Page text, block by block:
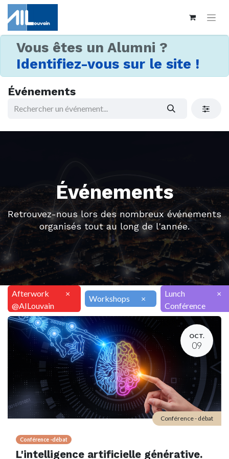
Vous êtes un Alumni ?
Identifiez-vous sur le site !
Événements
Événements
Retrouvez-nous lors des nombreux événements
organisés tout au long de l'année.
Afterwork
@AILouvain
×
Workshops ×
Lunch
Conférence
×
OCT.
09
Conférence -débat
L'intelligence artificielle générative.
Conférence - débat